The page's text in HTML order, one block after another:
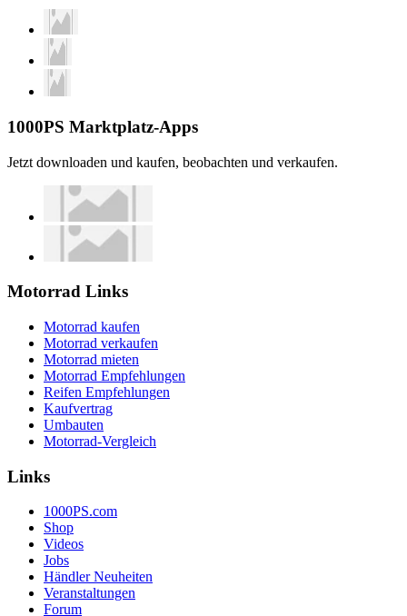
1000PS Marktplatz-Apps
Jetzt downloaden und kaufen, beobachten und verkaufen.
Motorrad Links
Motorrad kaufen
Motorrad verkaufen
Motorrad mieten
Motorrad Empfehlungen
Reifen Empfehlungen
Kaufvertrag
Umbauten
Motorrad-Vergleich
Links
1000PS.com
Shop
Videos
Jobs
Händler Neuheiten
Veranstaltungen
Forum